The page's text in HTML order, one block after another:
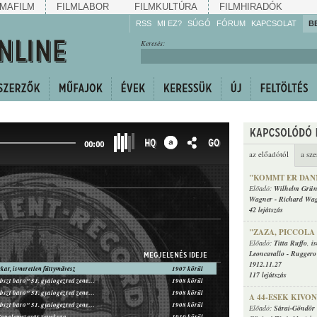
MAFILM FILMLABOR FILMKULTÚRA FILMHIRADÓK
RSS MI EZ? SÚGÓ
Gyarapítsa!
FÓRUM KAPCSOLAT
Keresés:
az előadótól a
"KOMMT ER
Előadó: Wilhelm
Wagner - Richard
42 lejátszás
"ZAZA,
Előadó: Titta Ruffo,
Leoncavallo -
1912.11.27
117 lejátszás
A 44-ESEK
Előadó: Sárai-
00:00 HQ GO
MEGJELENÉS IDEJE
ismeretlen füttyművész
1907 körül
Cs. és kir. "Probszt báró" 51. gyalogezred zenekara
1908 körül
Cs. és kir. "Probszt báró" 51. gyalogezred zenekara, Vezényel: Hunyaczek Richárd
1908 körül
Cs. és kir. "Probszt báró" 51. gyalogezred zenekara, Vezényel: Kutschera Antal
1908 körül